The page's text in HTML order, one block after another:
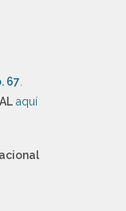
67
aquí